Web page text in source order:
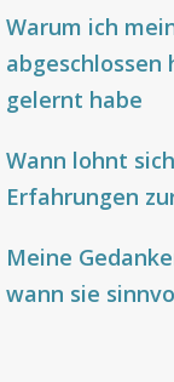
Warum ich
abgeschlossen
gelernt habe
Wann lohnt
Erfahrungen
Meine
wann sie